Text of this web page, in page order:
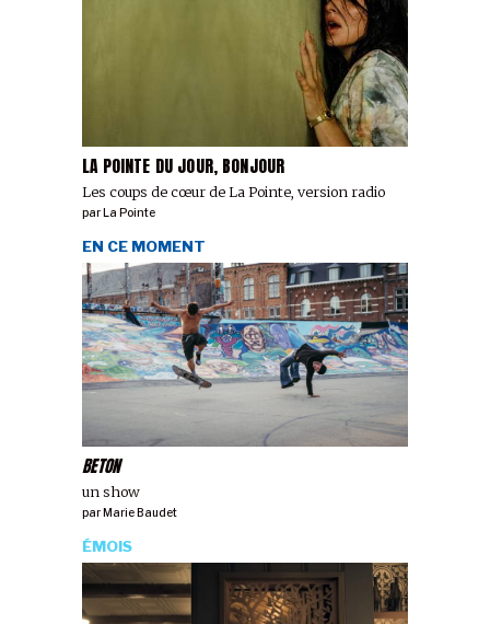
LA POINTE DU JOUR, BONJOUR
Les coups de cœur de La Pointe, version radio
par La Pointe
BETON
un show
EN CE MOMENT
parMarie Baudet
ÉMOIS